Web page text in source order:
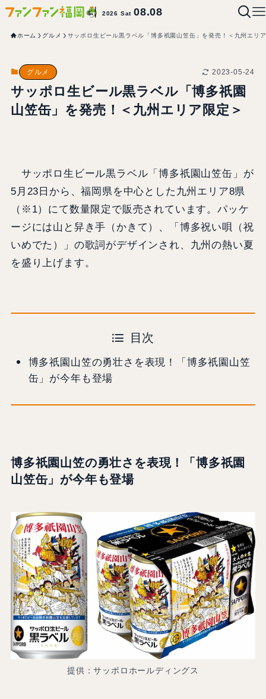
2026 Sat08.08
ホーム グルメ サッポロ生ビール黒ラベル「博多祇園山笠缶」を発売！＜九州エリ
グルメ 2023-05-24
サッポロ生ビール黒ラベル「博多祇園
山笠缶」を発売！＜九州エリア限定＞
サッポロ生ビール黒ラベル「博多祇園山笠缶」が
5月23日から、福岡県を中心とした九州エリア8県
（※1）にて数量限定で販売されています。パッケ
ージには山と舁き手（かきて）、「博多祝い唄（祝
いめでた）」の歌詞がデザインされ、九州の熱い夏
を盛り上げます。
目次
博多祇園山笠の勇壮さを表現！「博多祇園山笠
缶」が今年も登場
博多祇園山笠の勇壮さを表現！「博多祇園
山笠缶」が今年も登場
提供：サッポロホールディングス